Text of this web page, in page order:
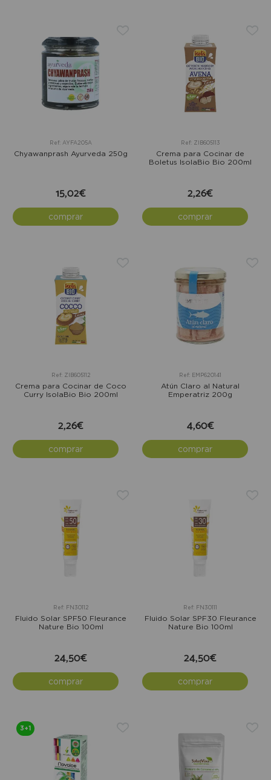
Ref: AYFA205A
Chyawanprash Ayurveda 250g
15,02€
comprar
Ref: ZIB605113
Crema para Cocinar de
Boletus IsolaBio Bio 200ml
2,26€
comprar
Ref: ZIB605112
Crema para Cocinar de Coco
Curry IsolaBio Bio 200ml
2,26€
comprar
Ref: EMP620141
Atún Claro al Natural
Emperatriz 200g
4,60€
comprar
Ref: FN30112
Fluido Solar SPF50 Fleurance
Nature Bio 100ml
24,50€
comprar
Ref: FN30111
Fluido Solar SPF30 Fleurance
Nature Bio 100ml
24,50€
comprar
3+1